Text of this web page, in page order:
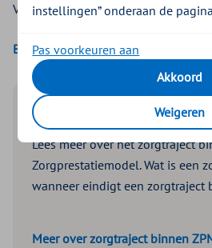
Vektis.
Bekijk de LCB’s in Vektis
Zorgtrajecten binnen
Lees meer over het zorgtraject
Zorgprestatiemodel. Wat is een
wanneer eindigt een zorgtraject
Meer over zorgtraject binnen
instellingen” onderaan de
Pas voorkeuren aan
Akkoord
Weigeren